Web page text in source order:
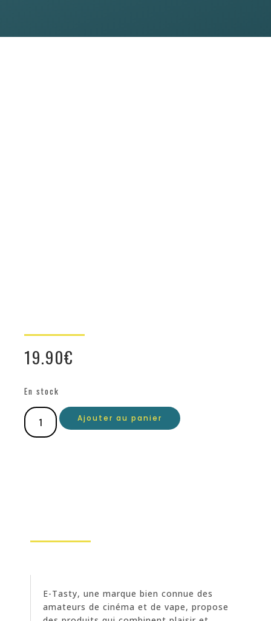
19.90€
En stock
Ajouter au panier
E-Tasty, une marque bien connue des
amateurs de cinéma et de vape, propose